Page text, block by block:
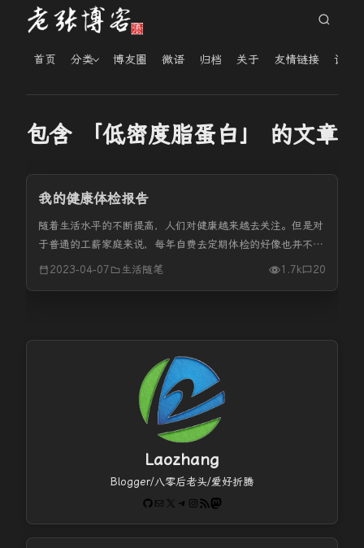
首页 分类 博友圈 微语 归档 关于 友情链接 读者
包含 「低密度脂蛋白」 的文章
我的健康体检报告
随着生活水平的不断提高，人们对健康越来越去关注。但是对
于普通的工薪家庭来说，每年自费去定期体检的好像也并不是
太多。毕竟之前的体检机构的口碑真的不是太好。之前新闻里
2023-04-07 生活随笔 1.7k 20
Laozhang
Blogger/八零后老头/爱好折腾
GitHub
电子邮件 X Telegram
Instagram
RSS FeedMastodon